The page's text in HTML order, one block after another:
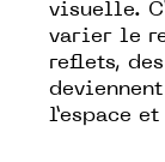
visuelle.
varier le
reflets,
l’espace